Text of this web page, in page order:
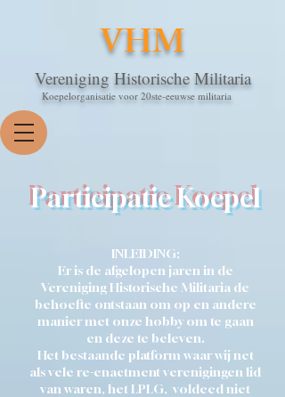
VHM
Vereniging Historische Militaria
Koepelorganisatie voor 20ste-eeuwse militaria
Participatie Koepel
INLEIDING;
Er is de afgelopen jaren in de
Vereniging Historische Militaria de
behoefte ontstaan om op en andere
manier met onze hobby om te gaan
en deze te beleven.
Het bestaande platform waar wij net
als vele re-enactment verenigingen lid
van waren, het LPLG, voldeed niet